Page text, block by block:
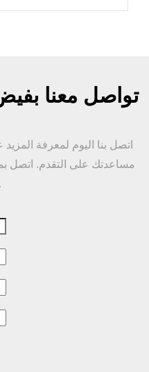
تواصل معنا
اتصل بنا اليوم لمعرفة
مساعدتك على التقدم. اتصل
للبدء.